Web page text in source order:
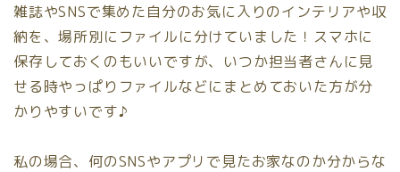
雑誌やSNSで集めた自分のお気に入りのインテリアや収
納を、場所別にファイルに分けていました！スマホに
保存しておくのもいいですが、いつか担当者さんに見
せる時やっぱりファイルなどにまとめておいた方が分
かりやすいです♪
私の場合、何のSNSやアプリで見たお家なのか分からな